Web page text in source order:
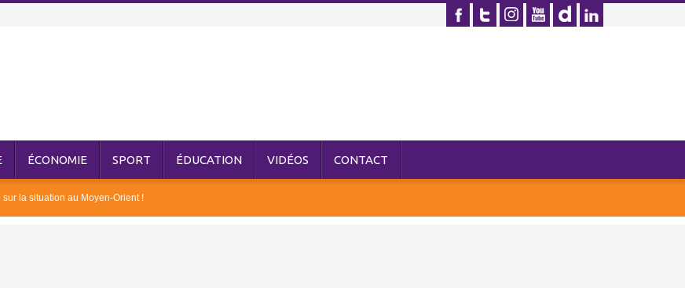
ÉCONOMIE SPORT ÉDUCATION VIDÉOS CONTACT
la situation au Moyen-Orient !